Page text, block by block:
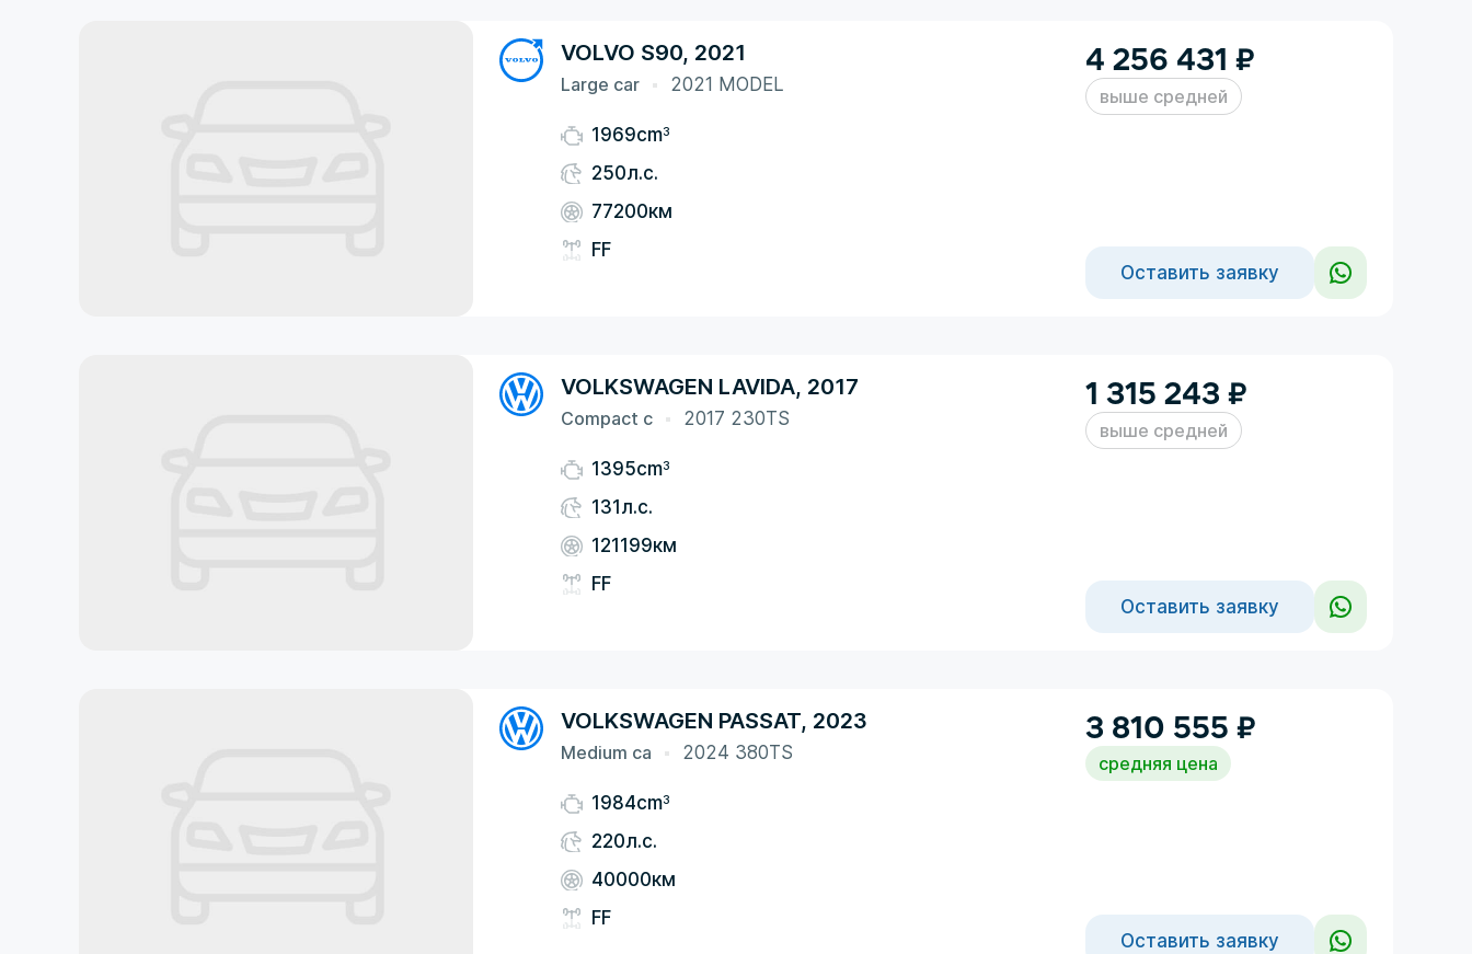
VOLVO S90, 2021
Large car 2021 MODEL
1969cm3
250л.с.
77200км
FF
4 256 431 ₽
выше средней
Оставить заявку
VOLKSWAGEN LAVIDA, 2017
Compact c 2017 230TS
1395cm3
131л.с.
121199км
FF
1 315 243 ₽
выше средней
Оставить заявку
VOLKSWAGEN PASSAT, 2023
Medium ca 2024 380TS
1984cm3
220л.с.
40000км
FF
3 810 555 ₽
средняя цена
Оставить заявку